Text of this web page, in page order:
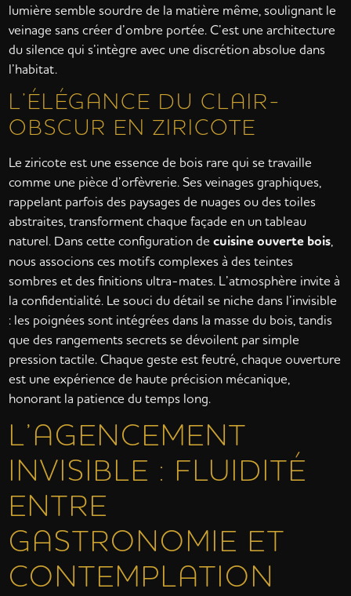
lumière semble sourdre de la matière même, soulignant le
veinage sans créer d’ombre portée. C’est une architecture
du silence qui s’intègre avec une discrétion absolue dans
l’habitat.
L’ÉLÉGANCE DU CLAIR-
OBSCUR EN ZIRICOTE
Le ziricote est une essence de bois rare qui se travaille
comme une pièce d’orfèvrerie. Ses veinages graphiques,
rappelant parfois des paysages de nuages ou des toiles
abstraites, transforment chaque façade en un tableau
naturel. Dans cette configuration decuisine ouverte bois,
nous associons ces motifs complexes à des teintes
sombres et des finitions ultra-mates. L’atmosphère invite à
la confidentialité. Le souci du détail se niche dans l’invisible
: les poignées sont intégrées dans la masse du bois, tandis
que des rangements secrets se dévoilent par simple
pression tactile. Chaque geste est feutré, chaque ouverture
est une expérience de haute précision mécanique,
honorant la patience du temps long.
L’AGENCEMENT
INVISIBLE : FLUIDITÉ
ENTRE
GASTRONOMIE ET
CONTEMPLATION